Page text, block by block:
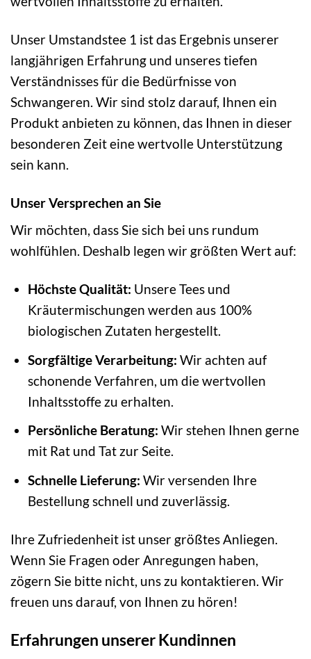
Unser Umstandstee 1 ist das Ergebnis unserer
langjährigen Erfahrung und unseres tiefen
Verständnisses für die Bedürfnisse von
Schwangeren. Wir sind stolz darauf, Ihnen ein
Produkt anbieten zu können, das Ihnen in dieser
besonderen Zeit eine wertvolle Unterstützung
sein kann.
Unser Versprechen an Sie
Wir möchten, dass Sie sich bei uns rundum
wohlfühlen. Deshalb legen wir größten Wert auf:
Höchste Qualität: Unsere Tees und
Kräutermischungen werden aus 100%
biologischen Zutaten hergestellt.
Sorgfältige Verarbeitung: Wir achten auf
schonende Verfahren, um die wertvollen
Inhaltsstoffe zu erhalten.
Persönliche Beratung: Wir stehen Ihnen gerne
mit Rat und Tat zur Seite.
Schnelle Lieferung: Wir versenden Ihre
Bestellung schnell und zuverlässig.
Ihre Zufriedenheit ist unser größtes Anliegen.
Wenn Sie Fragen oder Anregungen haben,
zögern Sie bitte nicht, uns zu kontaktieren. Wir
freuen uns darauf, von Ihnen zu hören!
Erfahrungen unserer Kundinnen